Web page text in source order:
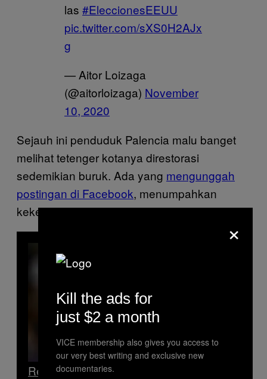
las #EleccionesEEUU
pic.twitter.com/sXS0H2AJx
g
— Aitor Loizaga
(@aitorloizaga) November
10, 2020
Sejauh ini penduduk Palencia malu banget
melihat tetenger kotanya direstorasi
sedemikian buruk. Ada yang mengunggah
postingan di Facebook, menumpahkan
kekesalan pada pemerintah kota.
Read Next
×
Kill the ads for
just $2 a month
VICE membership also gives you access to
our very best writing and exclusive new
documentaries.